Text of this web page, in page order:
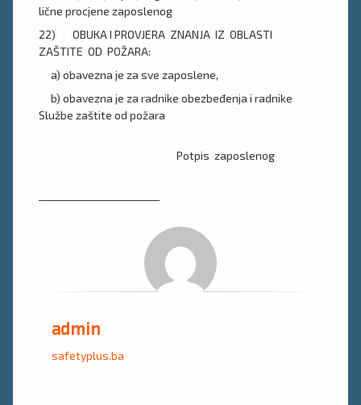
lične procjene zaposlenog
22) OBUKA I PROVJERA ZNANJA IZ OBLASTI
ZAŠTITE OD POŽARA:
a) obavezna je za sve zaposlene,
b) obavezna je za radnike obezbeđenja i radnike
Službe zaštite od požara
Potpis zaposlenog
admin
safetyplus.ba